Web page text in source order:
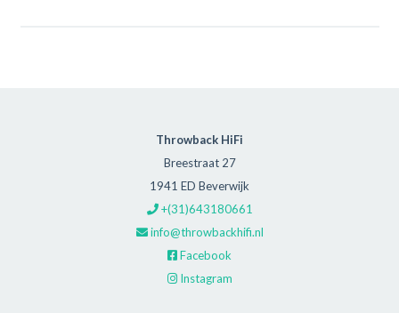
Throwback HiFi
Breestraat 27
1941 ED Beverwijk
+(31)643180661
info@throwbackhifi.nl
Facebook
Instagram